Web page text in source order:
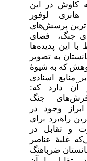
کاوش در این
لوفور
پرسش‌های
جنگ، فضای
این پدیده‌ها
به تصویر
که به شیوۀ
منابع اسنادی
آن دارد که:
جنگ
وجود در
راهبرد برای
و تقابل در
غلبۀ عناصر
ضرباهنگ